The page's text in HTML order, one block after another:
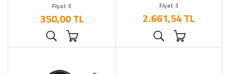
Fiyat 3
350,00 TL
Fiyat 3
2.661,54 TL